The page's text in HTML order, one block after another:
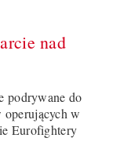
nad
podrywane do
w
Eurofightery